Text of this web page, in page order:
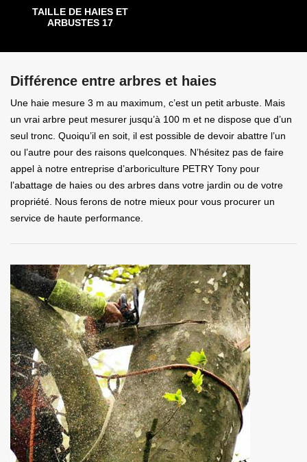
TAILLE DE HAIES ET
ARBUSTES 17
Différence entre arbres et haies
Une haie mesure 3 m au maximum, c’est un petit arbuste. Mais
un vrai arbre peut mesurer jusqu’à 100 m et ne dispose que d’un
seul tronc. Quoiqu’il en soit, il est possible de devoir abattre l’un
ou l’autre pour des raisons quelconques. N’hésitez pas de faire
appel à notre entreprise d’arboriculture PETRY Tony pour
l’abattage de haies ou des arbres dans votre jardin ou de votre
propriété. Nous ferons de notre mieux pour vous procurer un
service de haute performance.